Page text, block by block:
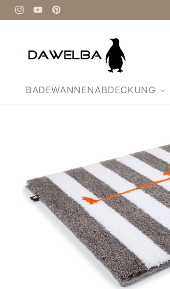
zum
Inhalt
InstagramYouTubePinterest
BADEWANNENABDECKUNG